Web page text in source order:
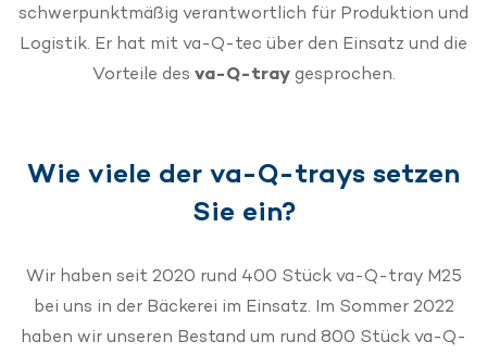
schwerpunktmäßig verantwortlich für Produktion und
Logistik. Er hat mit va-Q-tec über den Einsatz und die
Vorteile des va-Q-traygesprochen.
Wie viele der va-Q-trays setzen
Sie ein?
Wir haben seit 2020 rund 400 Stück va-Q-tray M25
bei uns in der Bäckerei im Einsatz. Im Sommer 2022
haben wir unseren Bestand um rund 800 Stück va-Q-